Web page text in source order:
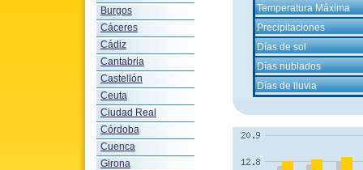
Burgos
Cáceres
Cádiz
Cantabria
Castellón
Ceuta
Ciudad Real
Córdoba
Cuenca
Girona
Temperatura Máxima
Precipitaciones
Días de sol
Días nublados
Días de lluvia